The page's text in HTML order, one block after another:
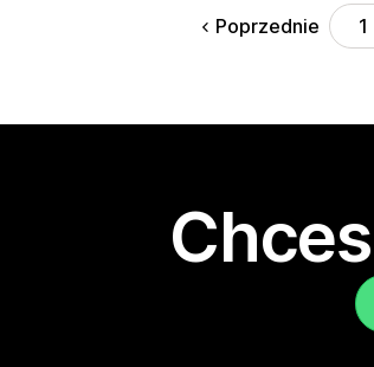
Poprzednie 1